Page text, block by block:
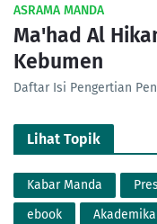
ASRAMA MANDA
Ma'had Al
Kebumen
Daftar Isi Pengertian
Lihat Topik
Kabar Manda
ebook
Akademika